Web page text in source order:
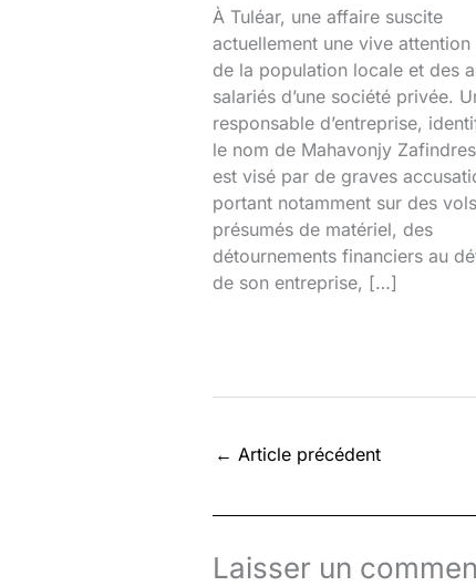
À Tuléar, une affaire suscite
actuellement une vive attention
de la population locale et des
salariés d’une société privée.
responsable d’entreprise,
le nom de Mahavonjy
est visé par de graves
portant notamment sur des vols
présumés de matériel, des
détournements financiers au
de son entreprise, […]
← Article précédent
Laisser un